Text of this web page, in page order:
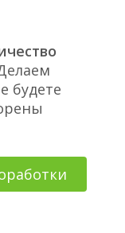
будете